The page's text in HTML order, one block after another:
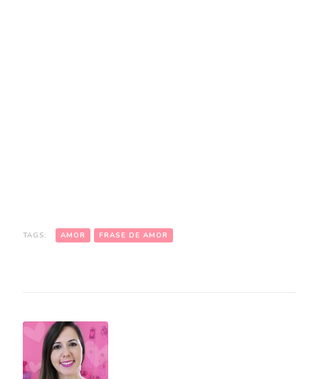
TAGS: AMOR FRASE DE AMOR